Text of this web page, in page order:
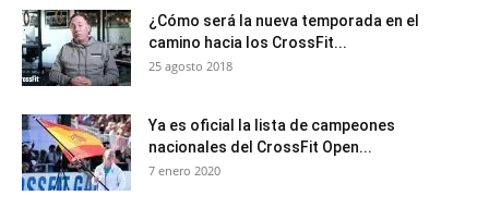
¿Cómo será la nueva temporada en el
camino hacia los CrossFit...
25 agosto 2018
Ya es oficial la lista de campeones
nacionales del CrossFit Open...
7 enero 2020